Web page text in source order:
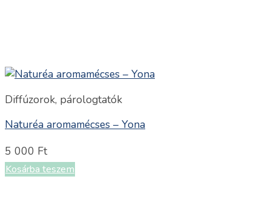
Diffúzorok, párologtatók
Naturéa aromamécses – Yona
5 000 Ft
Kosárba teszem